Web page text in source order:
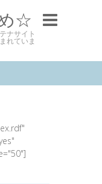
☆
ナサイト
れていま